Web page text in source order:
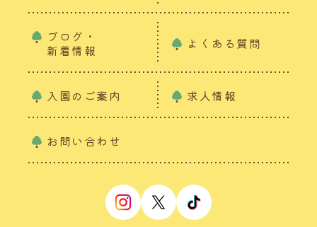
ブログ・
新着情報
よくある質問
入園のご案内 求人情報
お問い合わせ